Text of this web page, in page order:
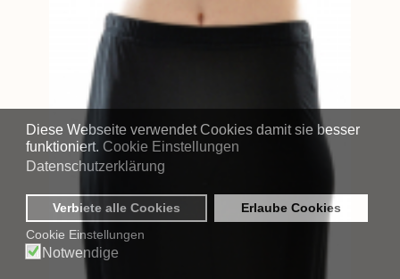
Diese Webseite verwendet Cookies damit sie besser
funktioniert. Cookie Einstellungen
Datenschutzerklärung
Verbiete alle Cookies
Erlaube Cookies
Cookie Einstellungen
Notwendige